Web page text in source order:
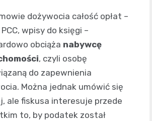
dożywocia całość opłat –
wpisy do księgi –
obciąża nabywcę
, czyli osobę
do zapewnienia
Można jednak umówić się
ale fiskusa interesuje przede
to, by podatek został